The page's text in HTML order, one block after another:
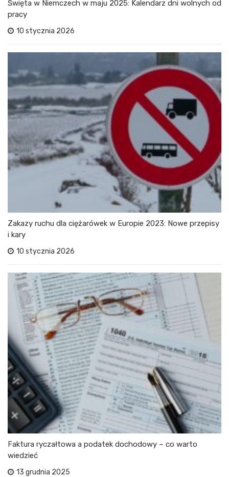
Święta w Niemczech w maju 2025: Kalendarz dni wolnych od
pracy
10 stycznia 2026
Zakazy ruchu dla ciężarówek w Europie 2023: Nowe przepisy
i kary
10 stycznia 2026
Faktura ryczałtowa a podatek dochodowy – co warto
wiedzieć
13 grudnia 2025